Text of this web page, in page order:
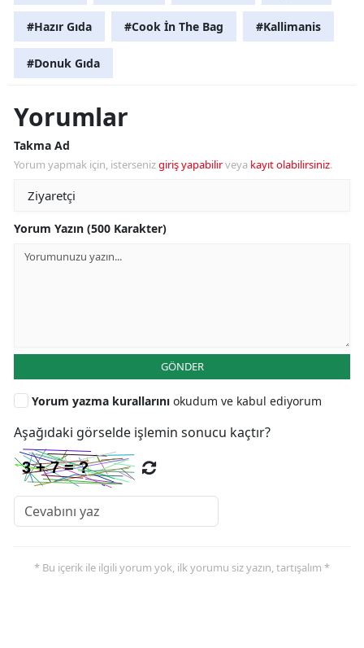
#Hazır Gıda #Cook İn The Bag #Kallimanis
#Donuk Gıda
Yorumlar
Takma Ad
Yorum yapmak için, istersenizgiriş yapabilirveya kayıt olabilirsiniz.
Yorum Yazın (500 Karakter)
GÖNDER
Yorum yazma kurallarını okudum ve kabul ediyorum
Aşağıdaki görselde işlemin sonucu kaçtır?
* Bu içerik ile ilgili yorum yok, ilk yorumu siz yazın, tartışalım *